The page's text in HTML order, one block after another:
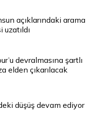
açıklarındaki arama
uzatıldı
devralmasına şartlı
elden çıkarılacak
düşüş devam ediyor